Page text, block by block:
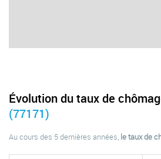
Évolution du taux de
(77171)
Au cours des 5 dernières années, le taux de